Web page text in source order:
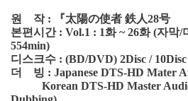
원 작 : 『太陽の使者 鉄人28号
본편시간 : Vol.1 : 1화 ~ 26화 (자막/
554min)
디스크수 : (BD/DVD) 2Disc / 10Disc
더 빙 : Japanese DTS-HD Mater
Korean DTS-HD Master Audio